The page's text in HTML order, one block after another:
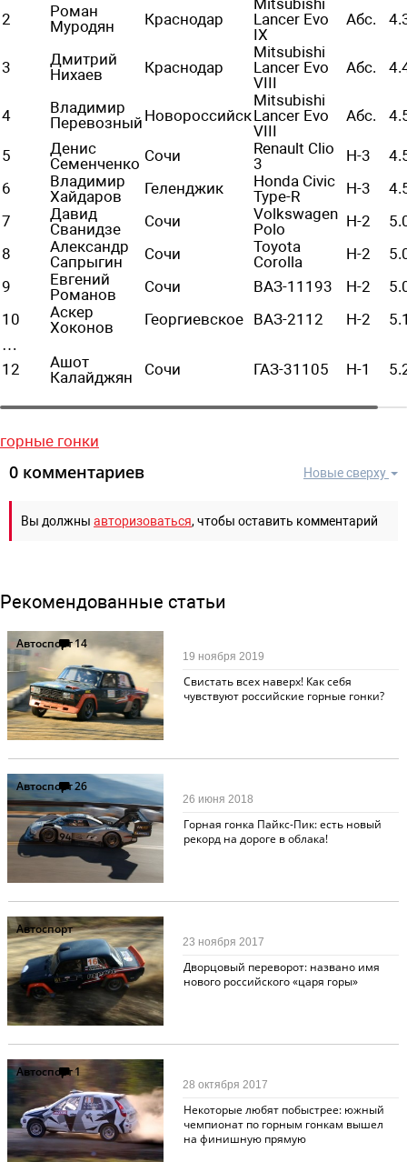
2
Роман
Муродян
Краснодар
Lancer Evo
IX
Абс.
3
Дмитрий
Нихаев
Краснодар
Mitsubishi
Lancer Evo
VIII
Абс.
4
Владимир
Перевозный Новороссийск
Mitsubishi
Lancer Evo
VIII
Абс.
5
Денис
Семенченко Сочи
Renault Clio
3
H-3
6
Владимир
Хайдаров
Геленджик
Honda Civic
Type-R
Н-3
7
Давид
Сванидзе
Сочи
Volkswagen
Polo
H-2
8
Александр
Сапрыгин
Сочи
Toyota
Corolla
H-2
9
Евгений
Романов
Сочи ВАЗ-11193 Н-2
10
Аскер
Хоконов
Георгиевское ВАЗ-2112 Н-2
…
12
Ашот
Калайджян
Сочи ГАЗ-31105 Н-1
горные гонки
Новые сверху
0 комментариев
Вы должны авторизоваться, чтобы оставить комментарий
Рекомендованные статьи
Автоспорт14
Свистать всех наверх! Как себя
чувствуют российские горные гонки?
19 ноября 2019
Автоспорт26
Горная гонка Пайкс-Пик: есть новый
рекорд на дороге в облака!
26 июня 2018
Автоспорт
Дворцовый переворот: названо имя
нового российского «царя горы»
23 ноября 2017
Автоспорт1
Некоторые любят побыстрее: южный
чемпионат по горным гонкам вышел
на финишную прямую
28 октября 2017